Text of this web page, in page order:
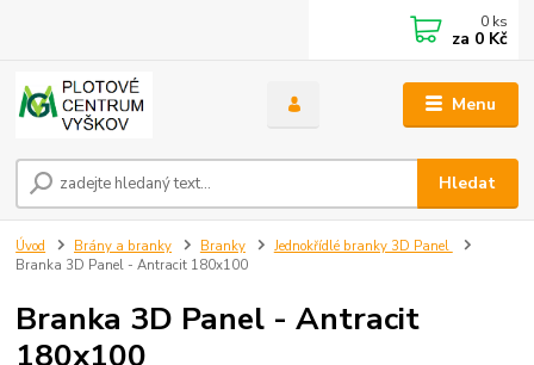
Menu
Hledat
0 ks
za 0 Kč
Úvod Brány a branky Branky
Jednokřídlé branky 3D Panel
Branka 3D Panel - Antracit 180x100
Branka 3D Panel - Antracit
180x100